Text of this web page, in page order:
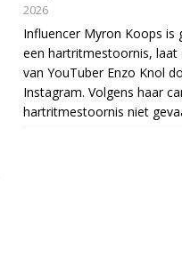
2026
Influencer Myron Koops is
een hartritmestoornis, laat
van YouTuber Enzo Knol
Instagram. Volgens haar
hartritmestoornis niet